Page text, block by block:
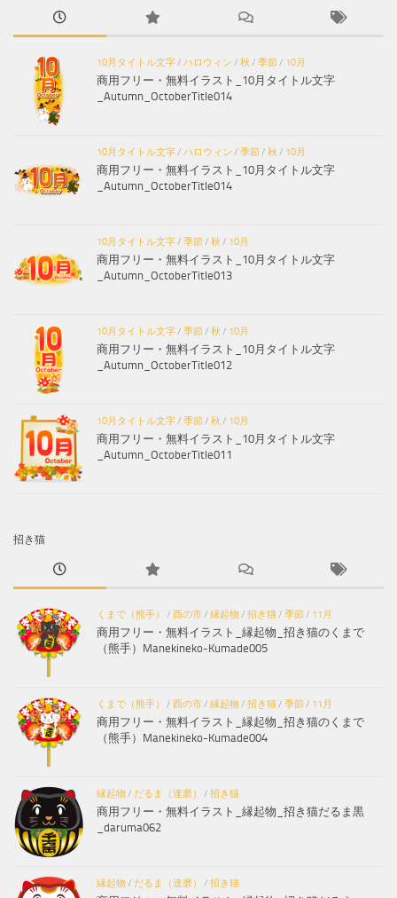
10月タイトル文字/ ハロウィン / 秋 / 季節/ 10月
商用フリー・無料イラスト_10月タイトル文字
_Autumn_OctoberTitle014
10月タイトル文字/ ハロウィン / 季節/ 秋 / 10月
商用フリー・無料イラスト_10月タイトル文字
_Autumn_OctoberTitle014
10月タイトル文字/ 季節/ 秋 / 10月
商用フリー・無料イラスト_10月タイトル文字
_Autumn_OctoberTitle013
10月タイトル文字/ 季節/ 秋 / 10月
商用フリー・無料イラスト_10月タイトル文字
_Autumn_OctoberTitle012
10月タイトル文字/ 季節/ 秋 / 10月
商用フリー・無料イラスト_10月タイトル文字
_Autumn_OctoberTitle011
招き猫
くまで（熊手） / 酉の市/ 縁起物/ 招き猫/ 季節/ 11月
商用フリー・無料イラスト_縁起物_招き猫のくまで
（熊手）Manekineko-Kumade005
くまで（熊手） / 酉の市/ 縁起物/ 招き猫/ 季節/ 11月
商用フリー・無料イラスト_縁起物_招き猫のくまで
（熊手）Manekineko-Kumade004
縁起物/ だるま（達磨） / 招き猫
商用フリー・無料イラスト_縁起物_招き猫だるま黒
_daruma062
縁起物/ だるま（達磨） / 招き猫